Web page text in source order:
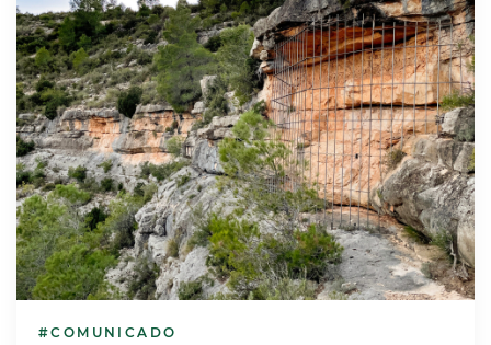
#COMUNICADO